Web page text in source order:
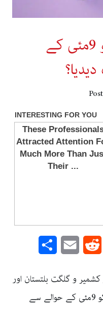
امیر مقام نے وکلاء کو 9مئی کے
Pinterest
Reddit
Email
و گلگت بلتستان اور
سیفران انجینئر امیر مقام نے وکلاء کو 9مئی کے حوالے سے